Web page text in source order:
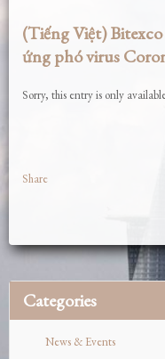
(Tiếng Việt)
ứng phó virus
Sorry, this entry is only
Share
Categories
News & Events